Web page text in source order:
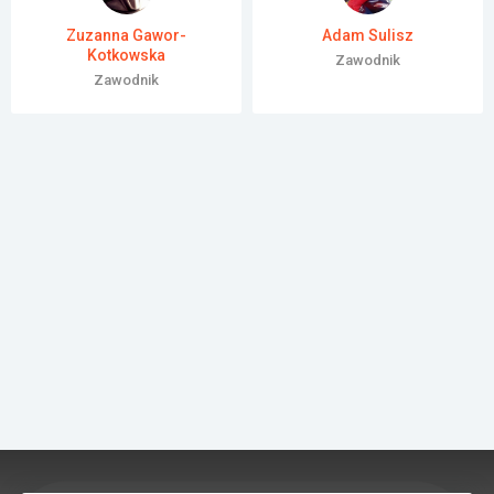
Załóż konto
Zuzanna Gawor-
Kotkowska
Zawodnik
Adam Sulisz
Zawodnik